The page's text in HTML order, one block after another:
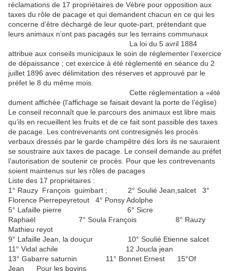
réclamations de 17 propriétaires de Vèbre pour opposition aux
taxes du rôle de pacage et qui demandent chacun en ce qui les
concerne d’être déchargé de leur quote-part, prétendant que
leurs animaux n’ont pas pacagés sur les terrains communaux
La loi du 5 avril 1884
attribue aux conseils municipaux le soin de réglementer l’exercice
de dépaissance ; cet exercice à été réglementé en séance du 2
juillet 1896 avec délimitation des réserves et approuvé par le
préfet le 8 du même mois.
Cette réglementation a «été
dument affichée (l’affichage se faisait devant la porte de l’église)
Le conseil reconnaît que le parcours des animaux est libre mais
qu’ils en recueillent les fruits et de ce fait sont passible des taxes
de pacage. Les contrevenants ont contresignés les procès
verbaux dressés par le garde champêtre dés lors ils ne sauraient
se soustraire aux taxes de pacage. Le conseil demande au préfet
l’autorisation de soutenir ce procès. Pour que les contrevenants
soient maintenus sur les rôles de pacages
Liste des 17 propriétaires :
1° Rauzy François guimbart ; 2° Soulié Jean,salcet 3°
Florence Pierrepeyretout 4° Ponsy Adolphe
5° Lafaille pierre 6° Sicre
Raphaël 7° Soula François 8° Rauzy
Mathieu reyot
9° Lafaille Jean, la douçur 10° Soulié Etienne salcet
11° Vidal achile 12 Joucla jean
13° Gabarre saturnin 11° Bonnet Ernest 15°Of
Jean Pour les bovins